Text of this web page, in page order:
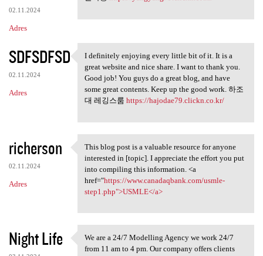
02.11.2024
Adres
SDFSDFSD
02.11.2024
Adres
I definitely enjoying every
I definitely enjoying every little bit of it. It is a
great website and nice share. I want to thank you.
Good job! You guys do a great blog, and have
some great contents. Keep up the good work. 하조
대 레깅스룸 https://hajodae79.clickn.co.kr/
richerson
02.11.2024
Adres
This blog post is a valuable
This blog post is a valuable resource for anyone
interested in [topic]. I appreciate the effort you put
into compiling this information. <a
href="https://www.canadaqbank.com/usmle-
step1.php">USMLE</a>
Night Life We are a 24/7 Modelling
We are a 24/7 Modelling Agency we work 24/7
from 11 am to 4 pm. Our company offers clients